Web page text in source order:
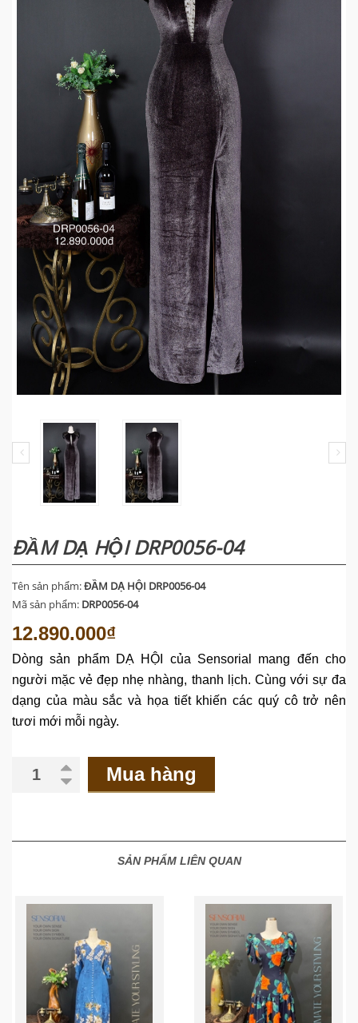
ĐẦM DẠ HỘI DRP0056-04
Tên sản phẩm:ĐẦM DẠ HỘI DRP0056-04
Mã sản phẩm: DRP0056-04
12.890.000₫
Dòngsản phẩm DẠ HỘI của Sensorial mang đến cho
người mặc vẻ đẹp nhẹ nhàng, thanh lịch. Cùng với sự đa
dạng của màu sắc và họa tiết khiến các quý cô trở nên
tươi mới mỗi ngày.
Mua hàng
SẢN PHẨM LIÊN QUAN